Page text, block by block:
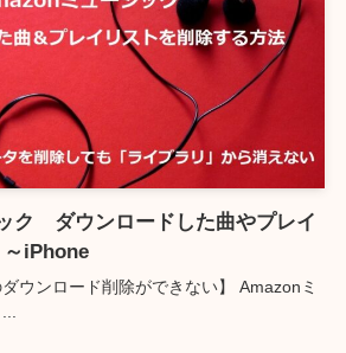
ク ダウンロードした曲やプレイ
～iPhone
ダウンロード削除ができない】 Amazonミ